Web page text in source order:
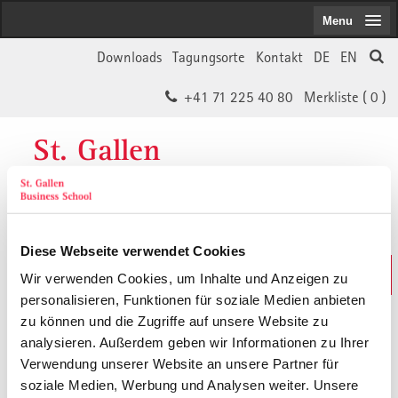
Diese Webseite verwendet Cookies
Wir verwenden Cookies, um Inhalte und Anzeigen zu
personalisieren, Funktionen für soziale Medien anbieten
zu können und die Zugriffe auf unsere Website zu
analysieren. Außerdem geben wir Informationen zu Ihrer
Verwendung unserer Website an unsere Partner für
soziale Medien, Werbung und Analysen weiter. Unsere
EN
DE
Kontakt
Tagungsorte
Downloads
Merkliste ( 0 )
+41 71 225 40 80
St. Gallen
Business School
Weiterbildungs-Suche
In 30 Sekunden das Passende finden
Menu
Der von Ihnen gesuchte Inhalt ist